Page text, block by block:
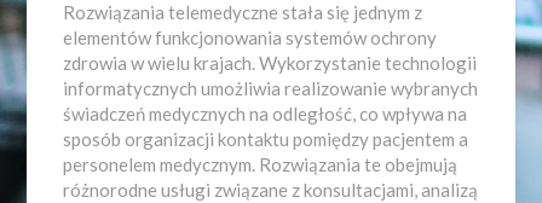
Rozwiązania telemedyczne stała się jednym z
elementów funkcjonowania systemów ochrony
zdrowia w wielu krajach. Wykorzystanie technologii
informatycznych umożliwia realizowanie wybranych
świadczeń medycznych na odległość, co wpływa na
sposób organizacji kontaktu pomiędzy pacjentem a
personelem medycznym. Rozwiązania te obejmują
różnorodne usługi związane z konsultacjami, analizą